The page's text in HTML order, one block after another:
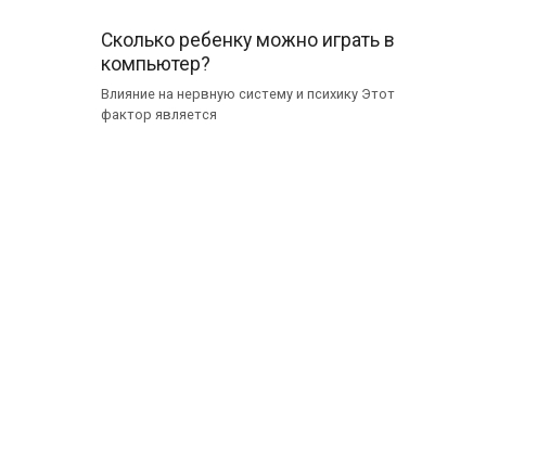
Сколько ребенку можно играть в
компьютер?
Влияние на нервную систему и психику Этот
фактор является